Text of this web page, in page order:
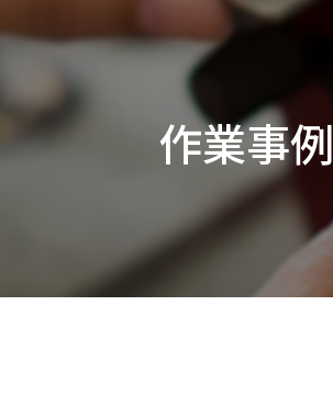
家
金庫
車
キャビネット
作業事例